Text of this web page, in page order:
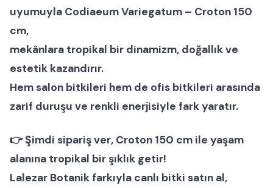
uyumuyla Codiaeum Variegatum – Croton 150
cm,
mekânlara tropikal bir dinamizm, doğallık ve
estetik kazandırır.
Hemsalon bitkileri hem de ofis bitkileri arasında
zarif duruşu ve renkli enerjisiyle fark yaratır.
👉Şimdi sipariş ver, Croton 150 cm ile yaşam
alanına tropikal bir şıklık getir!
Lalezar Botanikfarkıyla canlı bitki satın al,